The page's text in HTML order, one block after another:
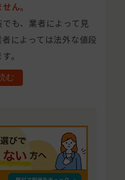
ん。
も、業者によって見
によっては法外な値段
。
む